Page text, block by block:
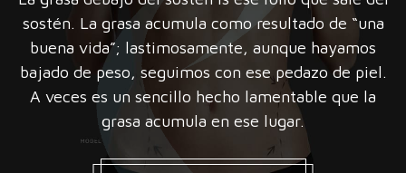
sostén. La grasa acumula como resultado de “una
buena vida”; lastimosamente, aunque hayamos
bajado de peso, seguimos con ese pedazo de piel.
A veces es un sencillo hecho lamentable que la
grasa acumula en ese lugar.